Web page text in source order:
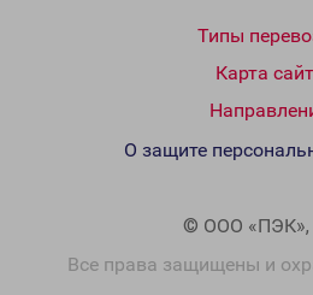
Типы
Карта
© ООО «ПЭК»,
Все права защищены и
О защите